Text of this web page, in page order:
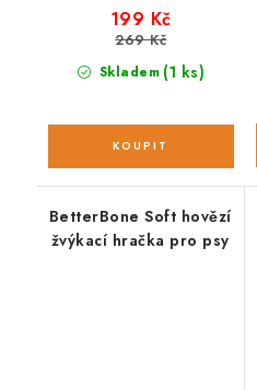
Skladem (1 ks)
199 Kč
269 Kč
BetterBone Soft hovězí
žvýkací hračka pro psy